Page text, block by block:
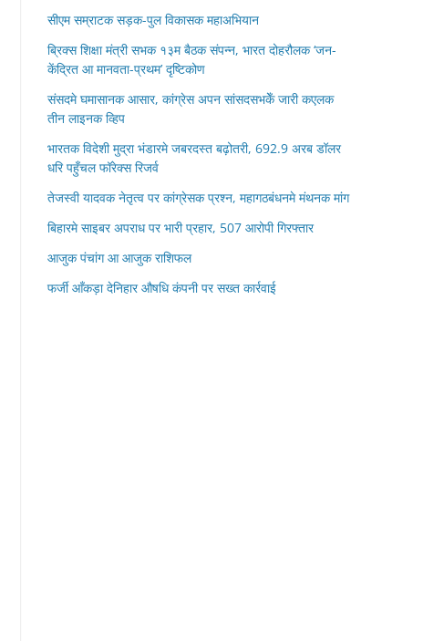
सीएम सम्राटक सड़क-पुल विकासक महाअभियान
ब्रिक्स शिक्षा मंत्री सभक १३म बैठक संपन्न, भारत दोहरौलक ‘जन-
केंद्रित आ मानवता-प्रथम’ दृष्टिकोण
संसदमे घमासानक आसार, कांग्रेस अपन सांसदसभकेँ जारी कएलक
तीन लाइनक व्हिप
भारतक विदेशी मुद्रा भंडारमे जबरदस्त बढ़ोतरी, 692.9 अरब डॉलर
धरि पहुँचल फॉरेक्स रिजर्व
तेजस्वी यादवक नेतृत्व पर कांग्रेसक प्रश्न, महागठबंधनमे मंथनक मांग
बिहारमे साइबर अपराध पर भारी प्रहार, 507 आरोपी गिरफ्तार
आजुक पंचांग आ आजुक राशिफल
फर्जी आँकड़ा देनिहार औषधि कंपनी पर सख्त कार्रवाई